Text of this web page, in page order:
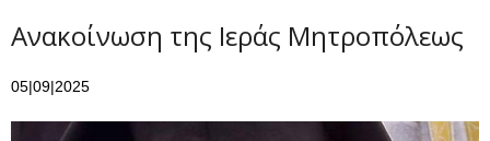
Επικοινωνία
Ανακοίνωση της Ιεράς Μητροπόλεως
05|09|2025